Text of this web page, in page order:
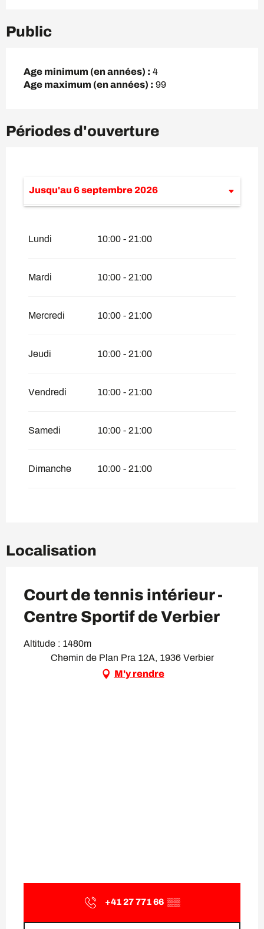
Public
Age minimum (en années) : 4
Age maximum (en années) : 99
Périodes d'ouverture
Jusqu'au 6 septembre 2026
Du26 avril 2027au18 juin 2027
Lundi 10:00 - 21:00
Mardi 10:00 - 21:00
Mercredi 10:00 - 21:00
Jeudi 10:00 - 21:00
Vendredi 10:00 - 21:00
Samedi 10:00 - 21:00
Dimanche 10:00 - 21:00
Localisation
Court de tennis intérieur -
Centre Sportif de Verbier
Altitude : 1480m
Chemin de Plan Pra 12A, 1936 Verbier
M'y rendre
+41 27 771 66 ▒▒